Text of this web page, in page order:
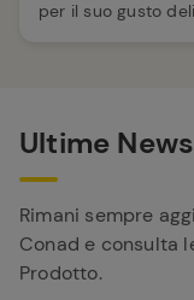
per il suo gusto
Ultime
Rimani sempre
Conad e consulta
Prodotto.